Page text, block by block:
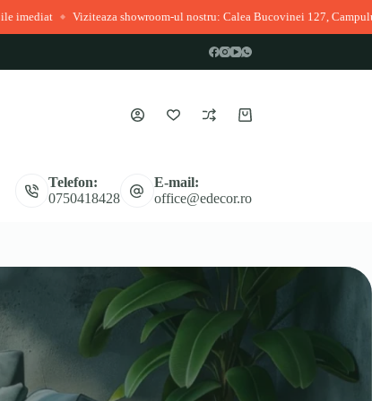
◆ Viziteaza showroom-ul nostru: Calea Bucovinei 127, Campulung
Coș
Telefon:
0750418428
E-mail:
office@edecor.ro